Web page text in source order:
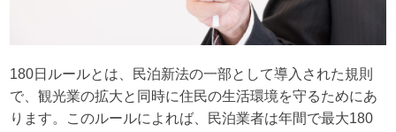
180日ルールとは、民泊新法の一部として導入された規則
で、観光業の拡大と同時に住民の生活環境を守るためにあ
ります。このルールによれば、民泊業者は年間で最大180